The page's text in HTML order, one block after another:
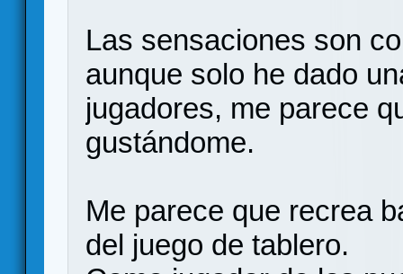
Las sensaciones son
aunque solo he dado
jugadores, me parece
gustándome.
Me parece que recrea
del juego de tablero.